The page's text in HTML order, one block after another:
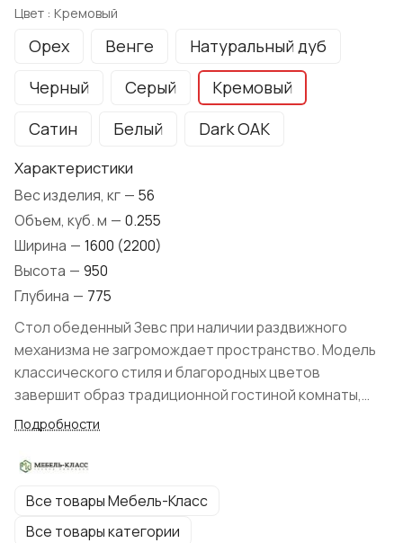
Цвет : Кремовый
Орех Венге
Натуральный дуб
Черный
Серый
Кремовый
Сатин
Белый Dark OAK
Характеристики
Вес изделия, кг — 56
Объем, куб. м — 0.255
Ширина — 1600 (2200)
Высота — 950
Глубина — 775
Стол обеденный Зевс при наличии раздвижного
механизма не загромождает пространство. Модель
классического стиля и благородных цветов
завершит образ традиционной гостиной комнаты,
создаст уютную обеденную зону. Фабрика Мебель-
древесины- ножки (массив ольхи), крышка (шпон
расцветки.
Подробности
Все товары Мебель-Класс
Все товары категории